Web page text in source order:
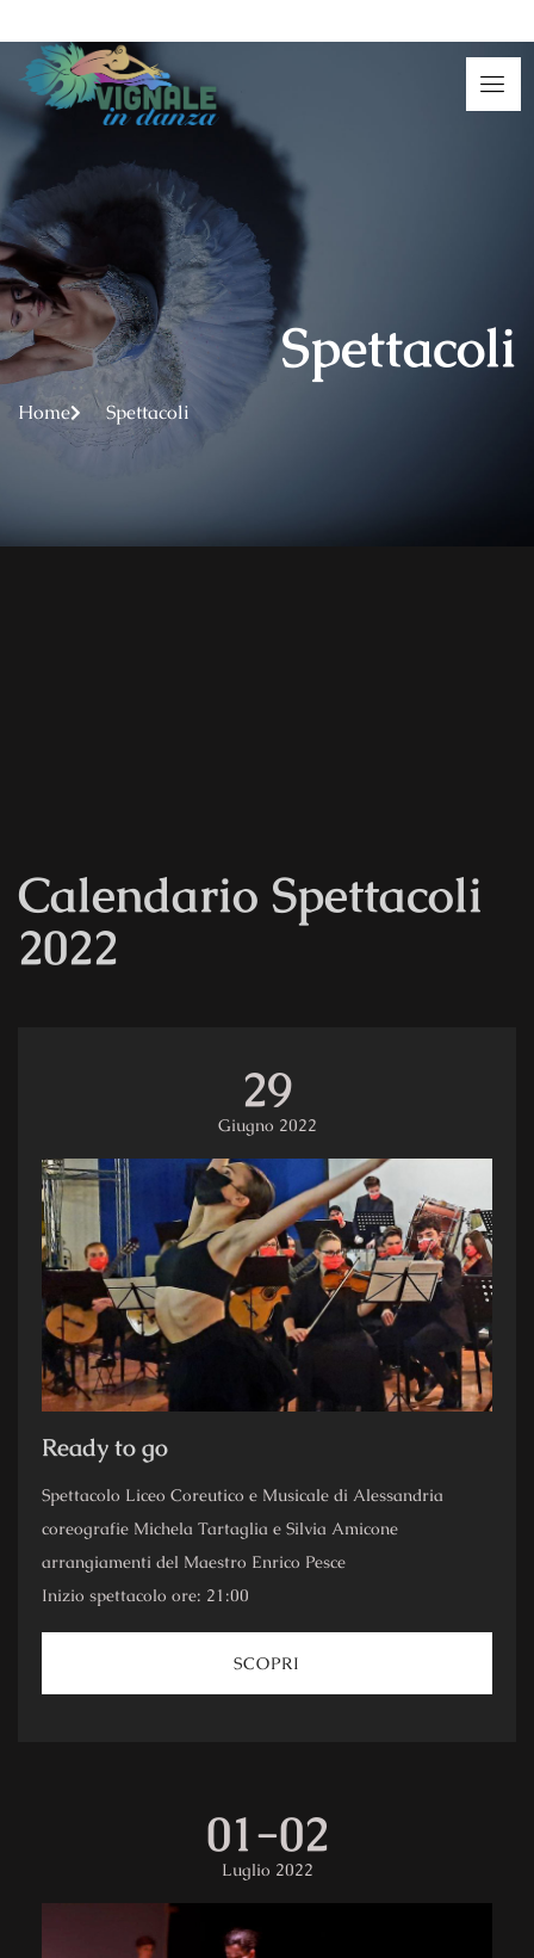
Spettacoli
Home Spettacoli
Calendario Spettacoli
2022
29
Giugno 2022
Ready to go
Spettacolo Liceo Coreutico e Musicale di Alessandria
coreografie Michela Tartaglia e Silvia Amicone
arrangiamenti del Maestro Enrico Pesce
Inizio spettacolo ore: 21:00
SCOPRI
01-02
Luglio 2022